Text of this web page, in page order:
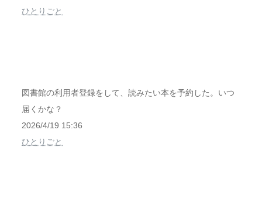
ひとりごと
図書館の利用者登録をして、読みたい本を予約した。いつ
届くかな？
2026/4/19 15:36
ひとりごと